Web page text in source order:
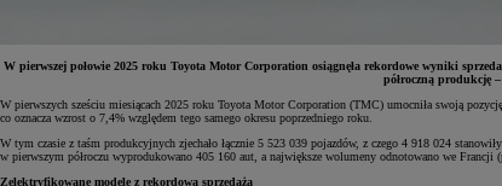
Yaris Cross
HYBRID
W pierwszej połowie 2025 roku Toyota Motor Corporation osiągnęła rekordowe wyniki
półroczną produkcję
W pierwszych sześciu miesiącach 2025 roku Toyota Motor Corporation (TMC) umocniła swoją
co oznacza wzrost o 7,4% względem tego samego okresu poprzedniego roku.
W tym czasie z taśm produkcyjnych zjechało łącznie 5 523 039 pojazdów, z czego 4 918 024
w pierwszym półroczu wyprodukowano 405 160 aut, a największe wolumeny odnotowano we Francji
Zelektryfikowane modele z rekordową sprzedażą